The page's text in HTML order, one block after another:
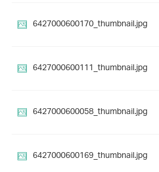
6427000600170_thumbnail.jpg
6427000600111_thumbnail.jpg
6427000600058_thumbnail.jpg
6427000600169_thumbnail.jpg